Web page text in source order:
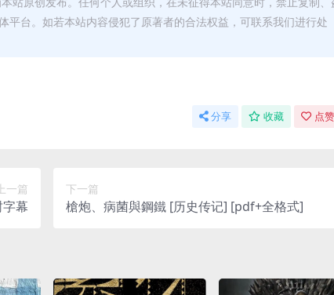
平台。如若本站内容侵犯了原著者的合法权益，可联系我们进行处
分享 收藏 点
上一篇
幕
下一篇
槍炮、病菌與鋼鐵 [ 历史传记] [pdf+全格式]